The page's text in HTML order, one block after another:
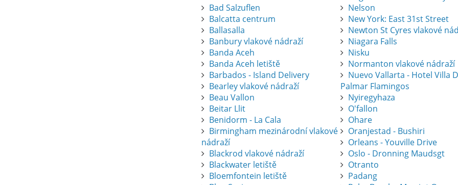
Bad Salzuflen
Balcatta centrum
Ballasalla
Banbury vlakové nádraží
Banda Aceh
Banda Aceh letiště
Barbados - Island Delivery
Bearley vlakové nádraží
Beau Vallon
Beitar Llit
Benidorm - La Cala
Birmingham mezinárodní vlakové
nádraží
Blackrod vlakové nádraží
Blackwater letiště
Bloemfontein letiště
Nelson
New York: East 31st Street
Newton St Cyres vlakové
Niagara Falls
Nisku
Normanton vlakové nádraží
Nuevo Vallarta - Hotel Villa
Palmar Flamingos
Nyiregyhaza
O'fallon
Ohare
Oranjestad - Bushiri
Orleans - Youville Drive
Oslo - Dronning Maudsgt
Otranto
Padang